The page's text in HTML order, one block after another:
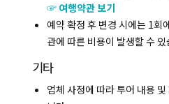
☞ 여행약관 보기
예약 확정 후 변경 시에는 1회
관에 따른 비용이 발생할 수 있
기타
업체 사정에 따라 투어 내용